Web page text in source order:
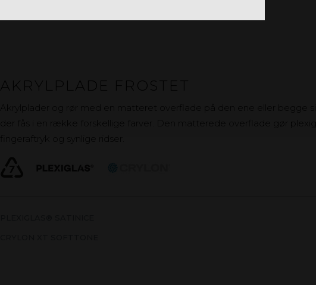
Akrylplader og rør med en matteret overflade på den ene eller begge
der fås i en række forskellige farver. Den matterede overflade gør
fingeraftryk og synlige ridser.